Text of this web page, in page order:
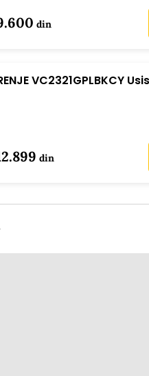
din
VC2321GPLBKCY
din